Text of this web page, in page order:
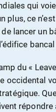
qui
plus, ce
lancer un
du «
occidental
répondre